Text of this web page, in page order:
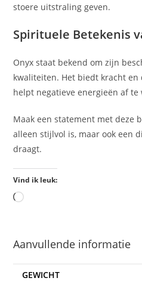
stoere uitstraling geven.
Spirituele Betekenis
Onyx staat bekend om zijn
kwaliteiten. Het biedt kracht en
helpt negatieve energieën af te
Maak een statement met deze
alleen stijlvol is, maar ook een
draagt.
Vind ik leuk:
Aanvullende informatie
GEWICHT